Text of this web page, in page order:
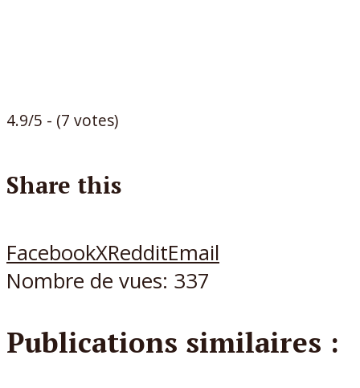
4.9/5 - (7 votes)
Share this
FacebookXRedditEmail
Nombre de vues: 337
Publications similaires :